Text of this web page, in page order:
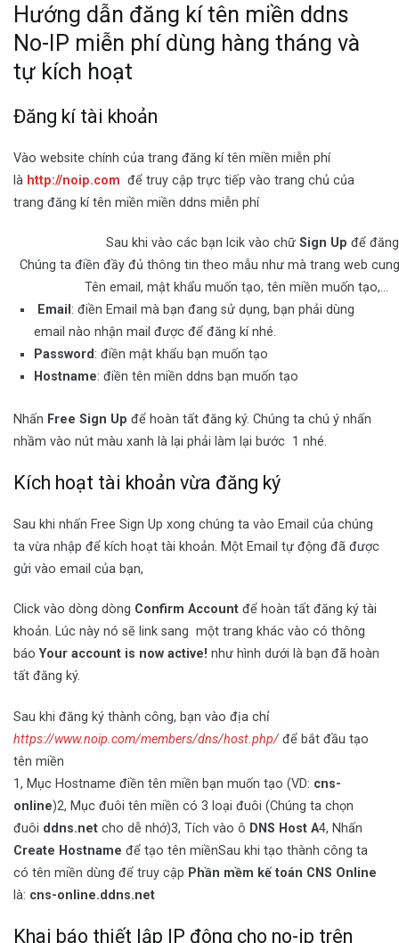
Hướng dẫn đăng kí tên miền ddns
No-IP miễn phí dùng hàng tháng và
tự kích hoạt
Đăng kí tài khoản
Vào website chính của trang đăng kí tên miền miễn phí
là http://noip.com để truy cập trực tiếp vào trang chủ của
trang đăng kí tên miền miền ddns miễn phí
Sau khi vào các bạn lcik vào chữ Sign Up để
Chúng ta điền đầy đủ thông tin theo mẫu như mà trang web
Tên email, mật khẩu muốn tạo, tên miền muốn tạo,…
Email: điền Email mà bạn đang sử dụng, bạn phải dùng
email nào nhận mail được để đăng kí nhé.
Password: điền mật khẩu bạn muốn tạo
Hostname: điền tên miền ddns bạn muốn tạo
Nhấn Free Sign Up để hoàn tất đăng ký. Chúng ta chú ý nhấn
nhầm vào nút màu xanh là lại phải làm lại bước 1 nhé.
Kích hoạt tài khoản vừa đăng ký
Sau khi nhấn Free Sign Up xong chúng ta vào Email của chúng
ta vừa nhập để kích hoạt tài khoản. Một Email tự động đã được
gửi vào email của bạn,
Click vào dòng dòng Confirm Account để hoàn tất đăng ký tài
khoản. Lúc này nó sẽ link sang một trang khác vào có thông
báoYour account is now active! như hình dưới là bạn đã hoàn
tất đăng ký.
Sau khi đăng ký thành công, bạn vào địa chỉ
https://www.noip.com/members/dns/host.php/để bắt đầu tạo
tên miền
1, Mục Hostname điền tên miền bạn muốn tạo (VD: cns-
online)2, Mục đuôi tên miền có 3 loại đuôi (Chúng ta chọn
đuôi ddns.net cho dễ nhớ)3, Tích vào ô DNS Host A4, Nhấn
Create Hostname để tạo tên miềnSau khi tạo thành công ta
có tên miền dùng để truy cập Phần mềm kế toán CNS Online
là: cns-online.ddns.net
Khai báo thiết lập IP đông cho no-ip trên